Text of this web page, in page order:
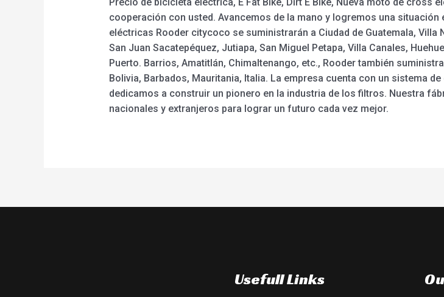
cooperación con usted. Avancemos de la mano y logremos una
eléctricas Rooder citycoco se suministrarán a Ciudad de Guatemala, Villa
San Juan Sacatepéquez, Jutiapa, San Miguel Petapa, Villa Canales,
Puerto. Barrios, Amatitlán, Chimaltenango, etc., Rooder también
Bolivia, Barbados, Mauritania, Italia. La empresa cuenta con un sistema
dedicamos a construir un pionero en la industria de los filtros. Nuestra
nacionales y extranjeros para lograr un futuro cada vez mejor.
Usefull Links